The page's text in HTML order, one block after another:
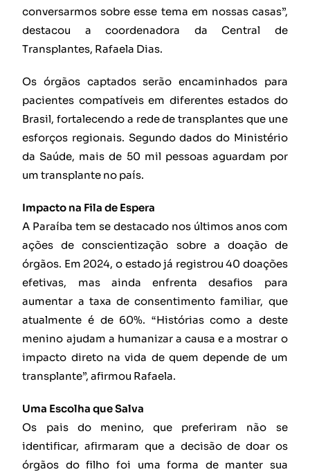
conversarmos sobre esse tema em nossas casas”,
destacou a coordenadora da Central de
Transplantes, Rafaela Dias.
Os órgãos captados serão encaminhados para
pacientes compatíveis em diferentes estados do
Brasil, fortalecendo a rede de transplantes que une
esforços regionais. Segundo dados do Ministério
da Saúde, mais de 50 mil pessoas aguardam por
um transplante no país.
Impacto na Fila de Espera
A Paraíba tem se destacado nos últimos anos com
ações de conscientização sobre a doação de
órgãos. Em 2024, o estado já registrou 40 doações
efetivas, mas ainda enfrenta desafios para
aumentar a taxa de consentimento familiar, que
atualmente é de 60%. “Histórias como a deste
menino ajudam a humanizar a causa e a mostrar o
impacto direto na vida de quem depende de um
transplante”, afirmou Rafaela.
Uma Escolha que Salva
Os pais do menino, que preferiram não se
identificar, afirmaram que a decisão de doar os
órgãos do filho foi uma forma de manter sua